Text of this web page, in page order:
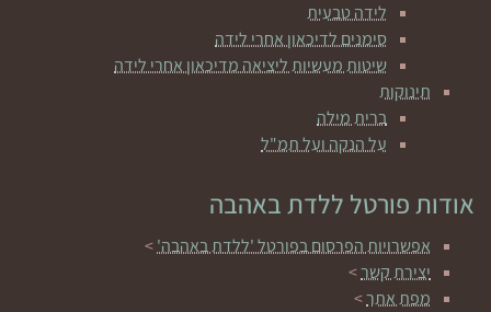
לידה טבעית
סימנים לדיכאון אחרי לידה
שיטות מעשיות ליציאה מדיכאון אחרי לידה
תינוקות
ברית מילה
על הנקה ועל תמ"ל
אודות פורטל ללדת באהבה
אפשרויות הפרסום בפורטל 'ללדת באהבה'>
יצירת קשר>
מפת אתר>